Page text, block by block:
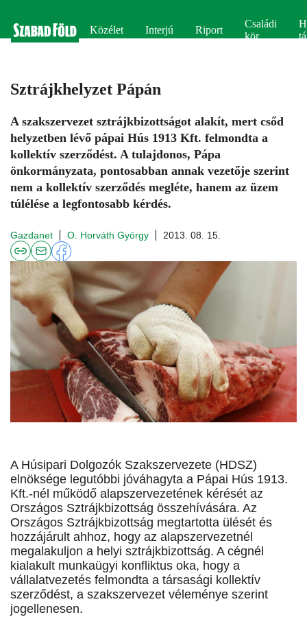
Közélet Interjú Riport
Családi
kör
Sztrájkhelyzet Pápán
A szakszervezet sztrájkbizottságot alakít, mert csőd
helyzetben lévő pápai Hús 1913 Kft. felmondta a
kollektív szerződést. A tulajdonos, Pápa
önkormányzata, pontosabban annak vezetője szerint
nem a kollektív szerződés megléte, hanem az üzem
túlélése a legfontosabb kérdés.
Gazdanet O. Horváth György 2013. 08. 15.
A Húsipari Dolgozók Szakszervezete (HDSZ)
elnöksége legutóbbi jóváhagyta a Pápai Hús 1913.
Kft.-nél működő alapszervezetének kérését az
Országos Sztrájkbizottság összehívására. Az
Országos Sztrájkbizottság megtartotta ülését és
hozzájárult ahhoz, hogy az alapszervezetnél
megalakuljon a helyi sztrájkbizottság. A cégnél
kialakult munkaügyi konfliktus oka, hogy a
vállalatvezetés felmondta a társasági kollektív
szerződést, a szakszervezet véleménye szerint
jogellenesen.